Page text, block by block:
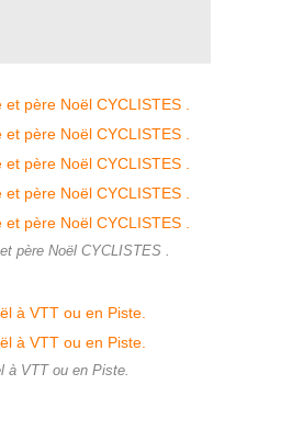
père Noël CYCLISTES .
à VTT ou en Piste.